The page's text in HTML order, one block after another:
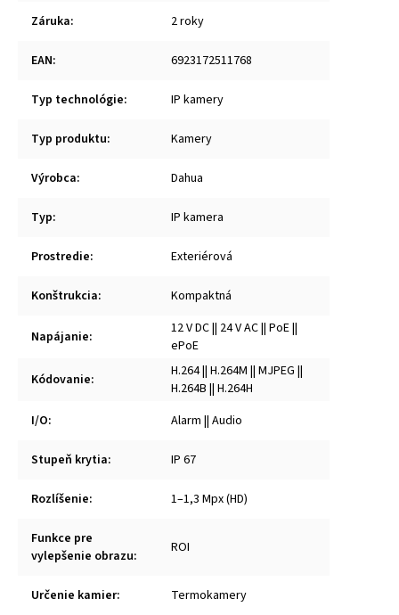
Záruka: 2 roky
EAN: 6923172511768
Typ technológie: IP kamery
Typ produktu: Kamery
Výrobca: Dahua
Typ: IP kamera
Prostredie: Exteriérová
Konštrukcia: Kompaktná
Napájanie:
12 V DC || 24 V AC || PoE ||
ePoE
Kódovanie:
H.264 || H.264M || MJPEG ||
H.264B || H.264H
I/O: Alarm || Audio
Stupeň krytia: IP 67
Rozlíšenie: 1–1,3 Mpx (HD)
Funkce pre
vylepšenie obrazu: ROI
Určenie kamier: Termokamery